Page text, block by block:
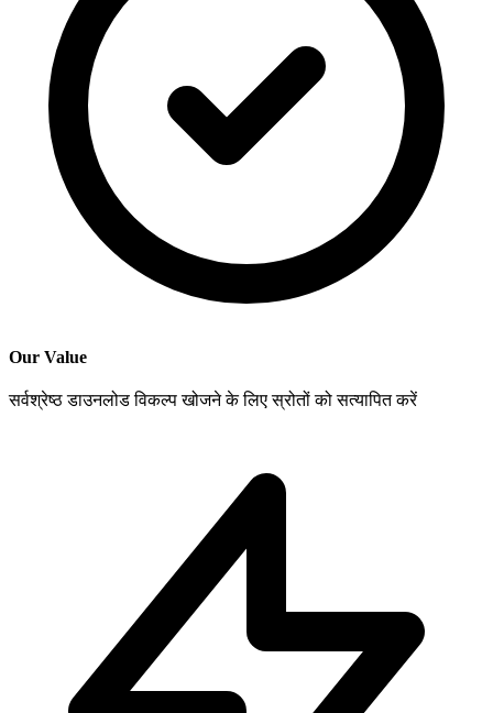
Our Value
सर्वश्रेष्ठ डाउनलोड विकल्प खोजने के लिए स्रोतों को सत्यापित करें